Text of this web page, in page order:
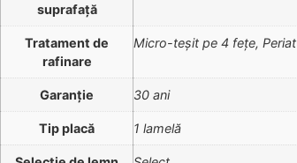
suprafață
Tratament de
rafinare
Micro-teșit pe 4 fețe, Periat
Garanție 30 ani
Tip placă 1 lamelă